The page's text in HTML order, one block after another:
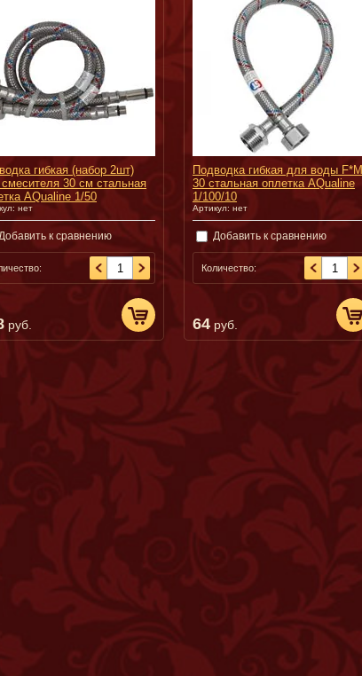
гибкая (набор 2шт)
30 см cтальная
AQualine 1/50
нет
Добавить к сравнению
руб.
Подводка гибкая для воды F*M
30 cтальная оплетка AQualine
1/100/10
Артикул: нет
Добавить к сравнению
Количество:
64 руб.